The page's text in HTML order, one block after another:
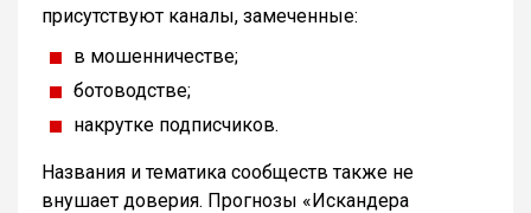
присутствуют каналы, замеченные:
в мошенничестве;
ботоводстве;
накрутке подписчиков.
Названия и тематика сообществ также не
внушает доверия. Прогнозы «Искандера